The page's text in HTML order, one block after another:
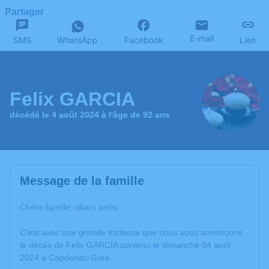
Partager
SMS WhatsApp Facebook E-mail Lien
Felix GARCIA
décédé le 4 août 2024 à l'âge de 92 ans
Message de la famille
Chère famille, chers amis,
C’est avec une grande tristesse que nous vous annonçons
le décès de Felix GARCIA survenu le dimanche 04 août
2024 à Capdenac-Gare.